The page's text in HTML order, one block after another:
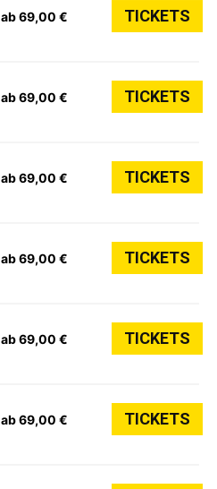
ab 69,00 € TICKETS
ab 69,00 € TICKETS
ab 69,00 € TICKETS
ab 69,00 € TICKETS
ab 69,00 € TICKETS
ab 69,00 € TICKETS